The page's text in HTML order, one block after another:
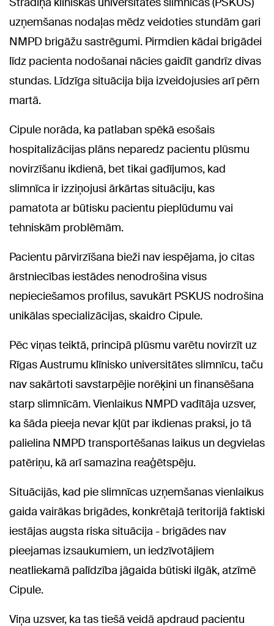
uzņemšanas nodaļas mēdz veidoties stundām gari
NMPD brigāžu sastrēgumi. Pirmdien kādai brigādei
līdz pacienta nodošanai nācies gaidīt gandrīz divas
stundas. Līdzīga situācija bija izveidojusies arī pērn
martā.
Cipule norāda, ka patlaban spēkā esošais
hospitalizācijas plāns neparedz pacientu plūsmu
novirzīšanu ikdienā, bet tikai gadījumos, kad
slimnīca ir izziņojusi ārkārtas situāciju, kas
pamatota ar būtisku pacientu pieplūdumu vai
tehniskām problēmām.
Pacientu pārvirzīšana bieži nav iespējama, jo citas
ārstniecības iestādes nenodrošina visus
nepieciešamos profilus, savukārt PSKUS nodrošina
unikālas specializācijas, skaidro Cipule.
Pēc viņas teiktā, principā plūsmu varētu novirzīt uz
Rīgas Austrumu klīnisko universitātes slimnīcu, taču
nav sakārtoti savstarpējie norēķini un finansēšana
starp slimnīcām. Vienlaikus NMPD vadītāja uzsver,
ka šāda pieeja nevar kļūt par ikdienas praksi, jo tā
palielina NMPD transportēšanas laikus un degvielas
patēriņu, kā arī samazina reaģētspēju.
Situācijās, kad pie slimnīcas uzņemšanas vienlaikus
gaida vairākas brigādes, konkrētajā teritorijā faktiski
iestājas augsta riska situācija - brigādes nav
pieejamas izsaukumiem, un iedzīvotājiem
neatliekamā palīdzība jāgaida būtiski ilgāk, atzīmē
Cipule.
Viņa uzsver, ka tas tiešā veidā apdraud pacientu